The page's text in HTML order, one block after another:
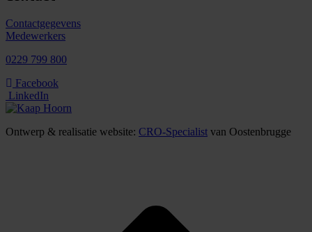
Contactgegevens
Medewerkers
0229 799 800
Facebook
LinkedIn
Ontwerp & realisatie website: CRO-Specialist van Oostenbrugge